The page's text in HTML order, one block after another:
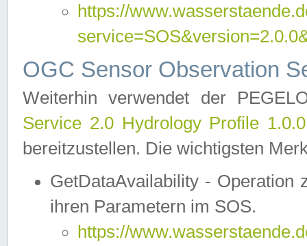
https://
OGC Sensor Observation
Weiterhin verwendet der
Service 2.0 Hydrology Profile
bereitzustellen. Die wichtigsten
GetDataAvailability - Operation
ihren Parametern im SOS.
https://